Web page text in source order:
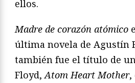
ellos.
Madre de corazón atómico
última novela de Agustín
también fue el título de
Floyd, Atom Heart Mother,